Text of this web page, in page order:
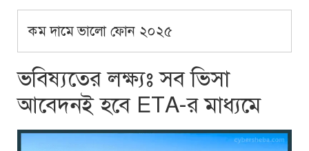
কম দামে ভালো ফোন ২০২৫
ভবিষ্যতের লক্ষ্যঃ সব ভিসা
আবেদনই হবে ETA-র মাধ্যমে